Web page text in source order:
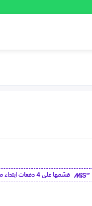
قسّمها على 4 دفعات ابتداء من